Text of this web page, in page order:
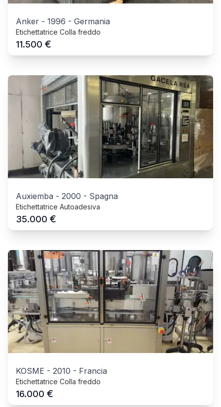
Anker - 1996 - Germania
Etichettatrice Colla freddo
11.500 €
Auxiemba - 2000 - Spagna
Etichettatrice Autoadesiva
35.000 €
KOSME - 2010 - Francia
Etichettatrice Colla freddo
16.000 €